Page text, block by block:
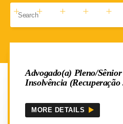
Search
Advogado(a) Pleno/
Insolvência
MORE DETAILS